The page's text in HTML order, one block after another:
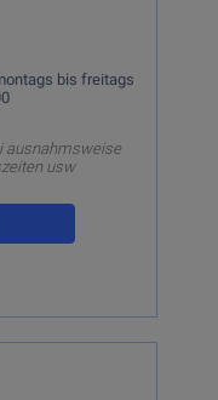
bis freitags
ausnahmsweise
usw
zu TradeDirect.